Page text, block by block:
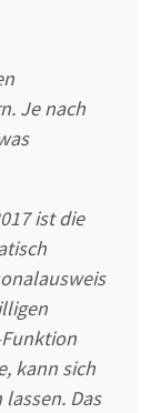
Je nach
ist die
kann sich
Das